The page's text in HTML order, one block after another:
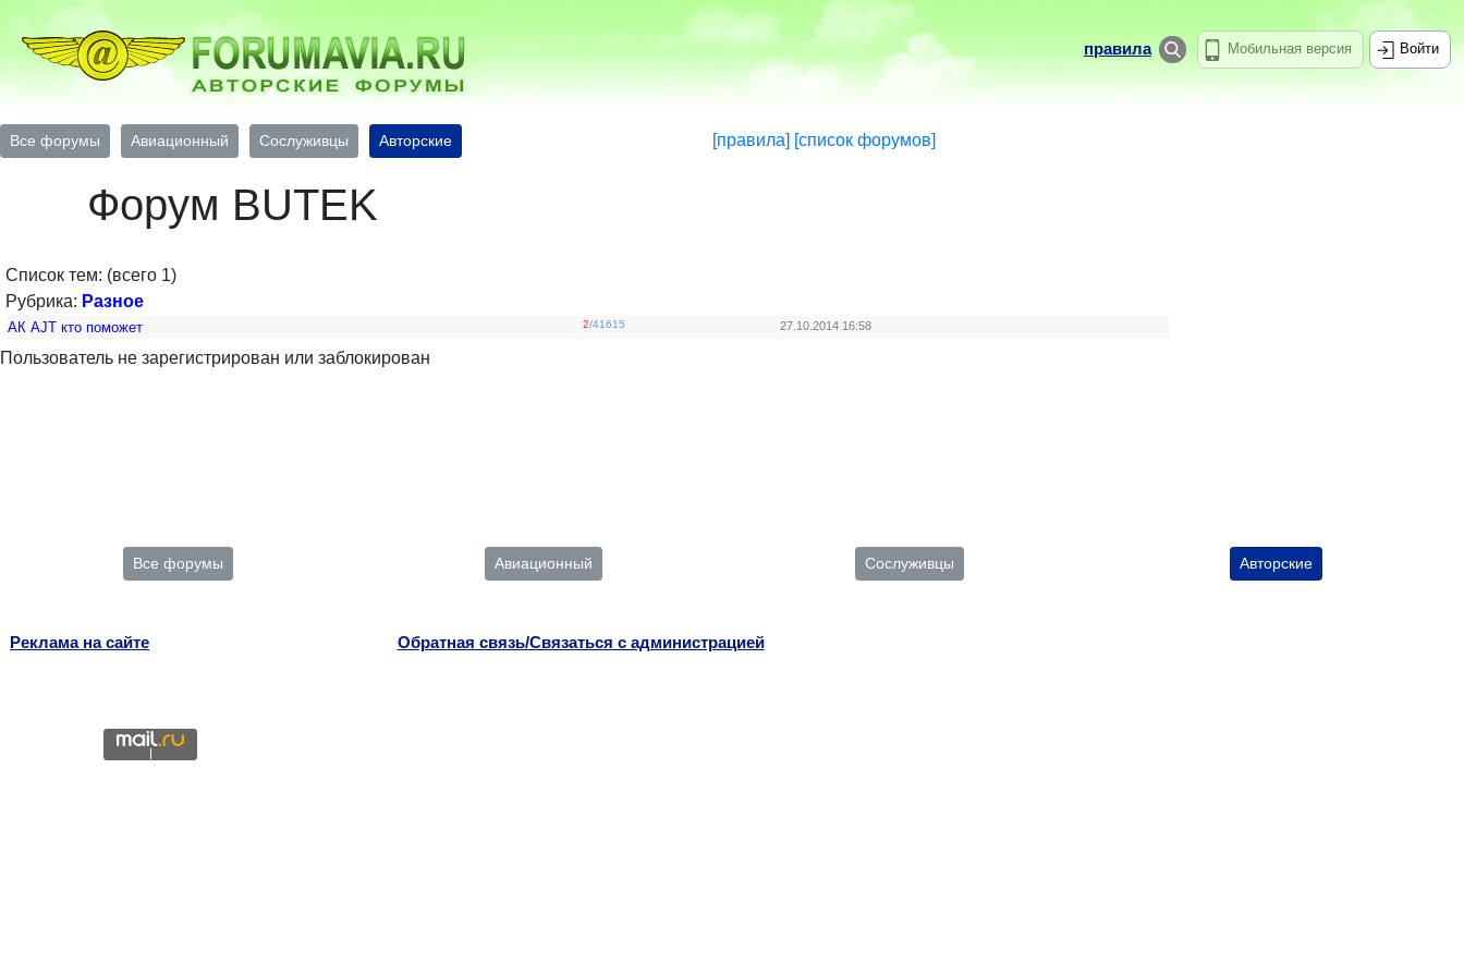
Мобильная версия
правила Войти
Все форумы Авиационный Сослуживцы Авторские [правила] [список форумов]
Форум BUTEK
Список тем: (всего 1)
Рубрика: Разное
АК AJT кто поможет 2/41615 27.10.2014 16:58
Пользователь не зарегистрирован или заблокирован
Все форумы Авиационный Сослуживцы Авторские
Реклама на сайте Обратная связь/Связаться с администрацией